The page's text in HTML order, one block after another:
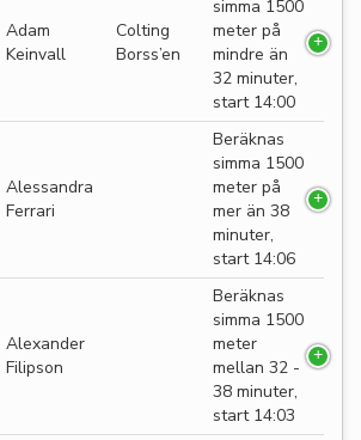
Adam
Keinvall
Colting
Borss’en
simma 1500
meter på
mindre än
32 minuter,
start 14:00
Alessandra
Ferrari
Beräknas
simma 1500
meter på
mer än 38
minuter,
start 14:06
Alexander
Filipson
Beräknas
simma 1500
meter
mellan 32 -
38 minuter,
start 14:03